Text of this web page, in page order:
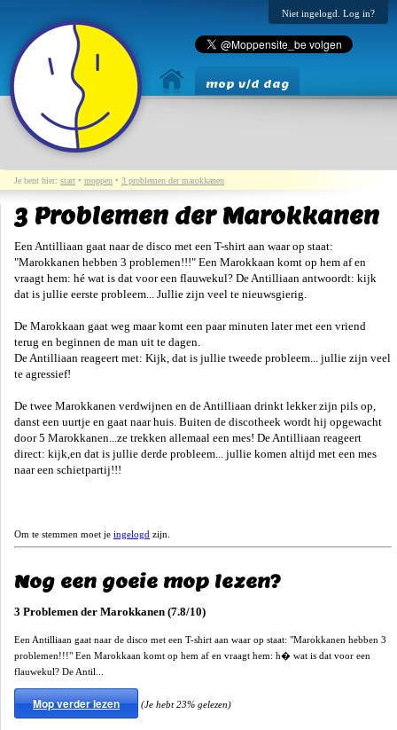
Niet ingelogd. Log in?
mop v/d dag
Je bent hier: start • moppen • 3 problemen der marokkanen
3 Problemen der Marokkanen
Een Antilliaan gaat naar de disco met een T-shirt aan waar op staat:
"Marokkanen hebben 3 problemen!!!" Een Marokkaan komt op hem af en
vraagt hem: hé wat is dat voor een flauwekul? De Antilliaan antwoordt: kijk
dat is jullie eerste probleem... Jullie zijn veel te nieuwsgierig.
De Marokkaan gaat weg maar komt een paar minuten later met een vriend
terug en beginnen de man uit te dagen.
De Antilliaan reageert met: Kijk, dat is jullie tweede probleem... jullie zijn veel
te agressief!
De twee Marokkanen verdwijnen en de Antilliaan drinkt lekker zijn pils op,
danst een uurtje en gaat naar huis. Buiten de discotheek wordt hij opgewacht
door 5 Marokkanen...ze trekken allemaal een mes! De Antilliaan reageert
direct: kijk,en dat is jullie derde probleem... jullie komen altijd met een mes
naar een schietpartij!!!
Om te stemmen moet je ingelogd zijn.
Nog een goeie mop lezen?
3 Problemen der Marokkanen (7.8/10)
Een Antilliaan gaat naar de disco met een T-shirt aan waar op staat: "Marokkanen hebben 3
problemen!!!" Een Marokkaan komt op hem af en vraagt hem: h� wat is dat voor een
flauwekul? De Antil...
Mop verder lezen (Je hebt 23% gelezen)